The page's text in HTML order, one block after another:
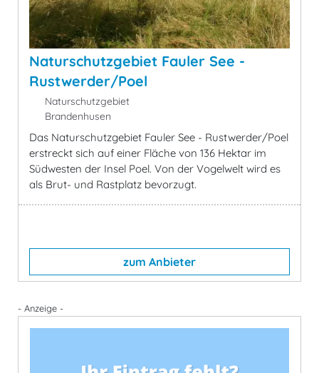
Naturschutzgebiet Fauler See -
Rustwerder/Poel
Naturschutzgebiet
Brandenhusen
Das Naturschutzgebiet Fauler See - Rustwerder/Poel
erstreckt sich auf einer Fläche von 136 Hektar im
Südwesten der Insel Poel. Von der Vogelwelt wird es
als Brut- und Rastplatz bevorzugt.
zum Anbieter
- Anzeige -